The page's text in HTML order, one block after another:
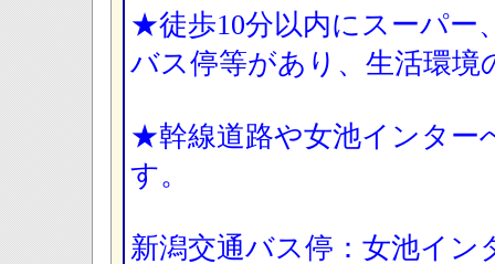
★徒歩10分以内にスーパー
バス停等があり、生活環境
★幹線道路や女池インター
す。
新潟交通バス停：女池イ